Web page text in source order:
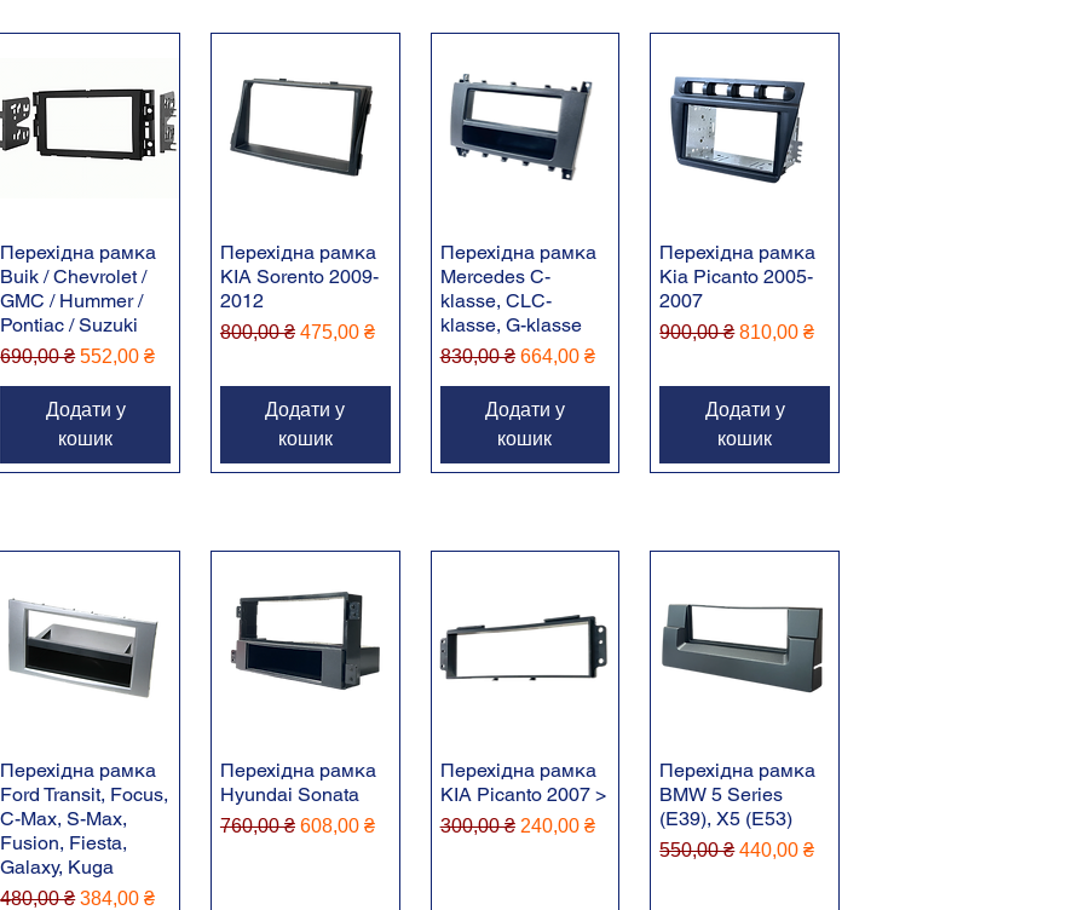
Перехідна рамка
Buik / Chevrolet /
GMC / Hummer /
Pontiac / Suzuki
Звичайна ціна
690,00 ₴ За розпродажем
552,00 ₴
Додати у
кошик
Перехідна рамка
KIA Sorento 2009-
2012
Звичайна ціна
800,00 ₴ За розпродажем
475,00 ₴
Додати у
кошик
Перехідна рамка
Mercedes C-
klasse, CLC-
klasse, G-klasse
Звичайна ціна
830,00 ₴ За розпродажем
664,00 ₴
Додати у
кошик
Перехідна рамка
Kia Picanto 2005-
2007
Звичайна ціна
900,00 ₴ За розпродажем
810,00 ₴
Додати у
кошик
Перехідна рамка
Ford Transit, Focus,
C-Max, S-Max,
Fusion, Fiesta,
Galaxy, Kuga
Звичайна ціна
480,00 ₴ За розпродажем
384,00 ₴
Перехідна рамка
Hyundai Sonata
Звичайна ціна
760,00 ₴ За розпродажем
608,00 ₴
Перехідна рамка
KIA Picanto 2007 >
Звичайна ціна
300,00 ₴ За розпродажем
240,00 ₴
Перехідна рамка
BMW 5 Series
(E39), X5 (E53)
Звичайна ціна
550,00 ₴ За розпродажем
440,00 ₴